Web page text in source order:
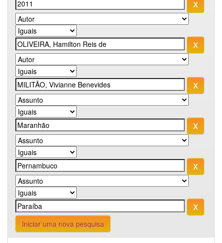
Iniciar uma nova pesquisa